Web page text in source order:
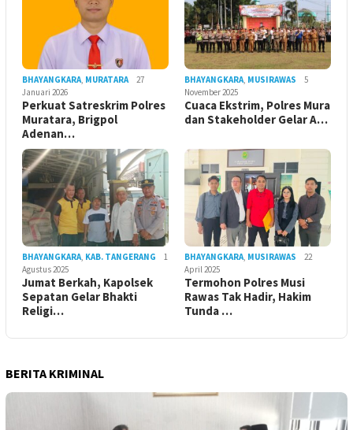
BHAYANGKARA, MURATARA
27
Januari 2026
Perkuat Satreskrim Polres
Muratara, Brigpol
Adenan…
BHAYANGKARA, MUSIRAWAS
5
November 2025
Cuaca Ekstrim, Polres Mura
dan Stakeholder Gelar A…
BHAYANGKARA, KAB. TANGERANG
1
Agustus 2025
Jumat Berkah, Kapolsek
Sepatan Gelar Bhakti
Religi…
BHAYANGKARA, MUSIRAWAS
22
April 2025
Termohon Polres Musi
Rawas Tak Hadir, Hakim
Tunda …
BERITA KRIMINAL